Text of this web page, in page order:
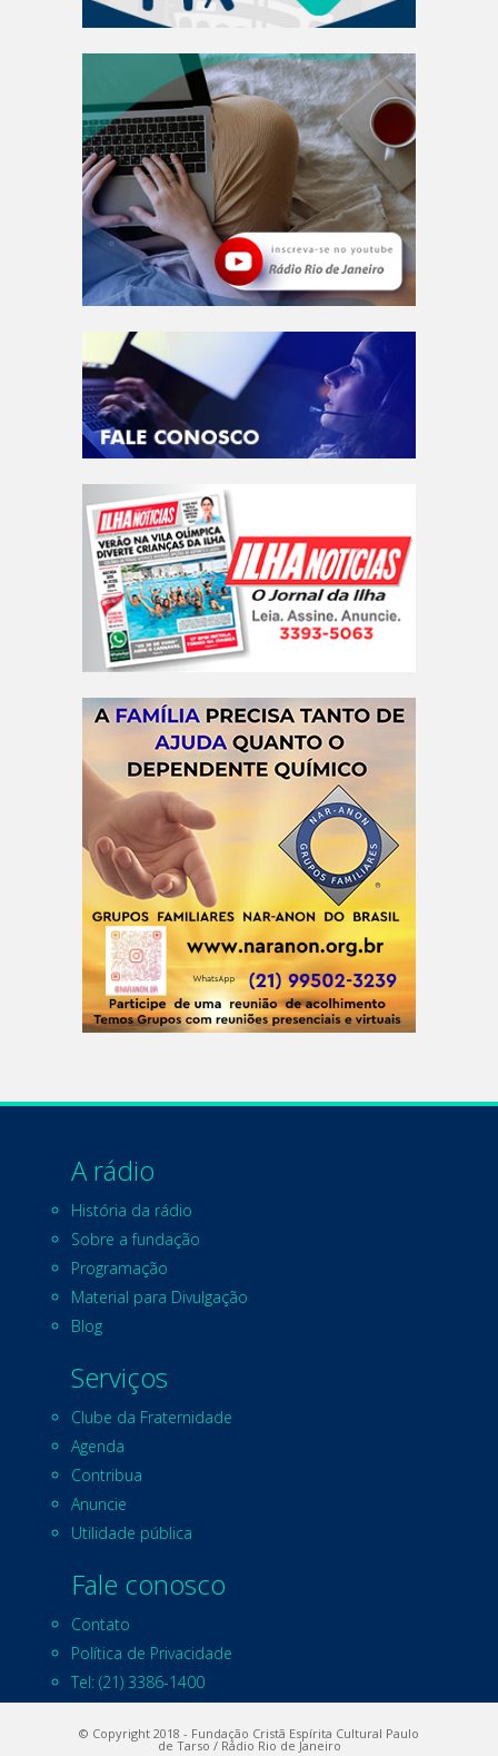
A rádio
História da rádio
Sobre a fundação
Programação
Material para Divulgação
Blog
Serviços
Clube da Fraternidade
Agenda
Contribua
Anuncie
Utilidade pública
Fale conosco
Contato
Política de Privacidade
Tel: (21) 3386-1400
© Copyright 2018 - Fundação Cristã Espírita Cultural Paulo
de Tarso / Rádio Rio de Janeiro